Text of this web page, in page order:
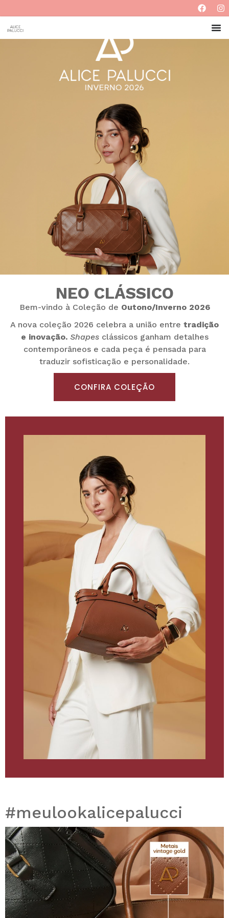
NEO CLÁSSICO
Bem-vindo à Coleção de Outono/Inverno 2026
A nova coleção 2026 celebra a união entre tradição
e inovação. Shapes clássicos ganham detalhes
contemporâneos e cada peça é pensada para
traduzir sofisticação e personalidade.
CONFIRA COLEÇÃO
#meulookalicepalucci